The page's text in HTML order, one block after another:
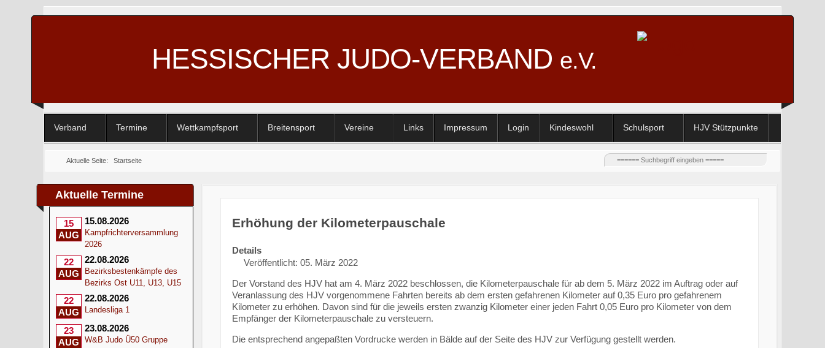
HESSISCHER JUDO-VERBAND e.V.
Verband Termine Wettkampfsport Breitensport Vereine Links Impressum Login Kindeswohl Schulsport HJV Stützpunkte
Aktuelle Seite:Startseite
Aktuelle Termine
15
AUG
15.08.2026
Kampfrichterversammlung
2026
22
AUG
22.08.2026
Bezirksbestenkämpfe des
Bezirks Ost U11, U13, U15
22
AUG
22.08.2026
Landesliga 1
23
AUG
23.08.2026
W&B Judo Ü50 Gruppe
Erhöhung der Kilometerpauschale
Details
Veröffentlicht: 05. März 2022
Der Vorstand des HJV hat am 4. März 2022 beschlossen, die Kilometerpauschale für ab dem 5. März 2022 im Auftrag oder auf
Veranlassung des HJV vorgenommene Fahrten bereits ab dem ersten gefahrenen Kilometer auf 0,35 Euro pro gefahrenem
Kilometer zu erhöhen. Davon sind für die jeweils ersten zwanzig Kilometer einer jeden Fahrt 0,05 Euro pro Kilometer von dem
Empfänger der Kilometerpauschale zu versteuern.
Die entsprechend angepaßten Vordrucke werden in Bälde auf der Seite des HJV zur Verfügung gestellt werden.